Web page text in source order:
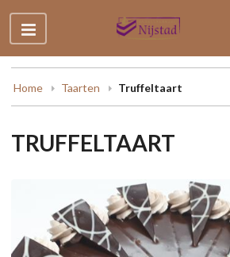
Home Taarten Truffeltaart
TRUFFELTAART